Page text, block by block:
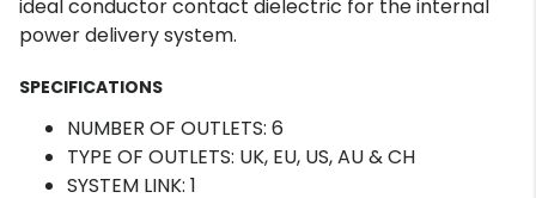
ideal conductor contact dielectric for the internal
power delivery system.
SPECIFICATIONS
NUMBER OF OUTLETS: 6
TYPE OF OUTLETS: UK, EU, US, AU & CH
SYSTEM LINK: 1